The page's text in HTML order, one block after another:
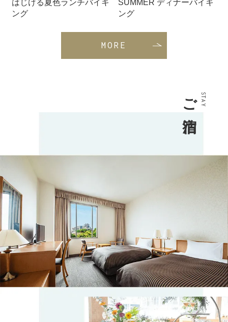
はじける夏色ランチバイキ
ング
SUMMER ディナーバイキ
ング
MORE
STAY
ご宿泊